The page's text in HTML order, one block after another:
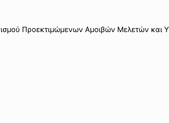
Προεκτιμώμενων Αμοιβών Μελετών και